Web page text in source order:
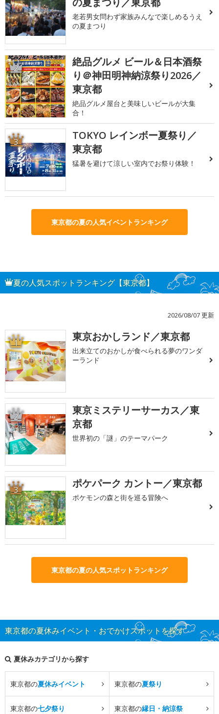
老若男女問わず家族みんなで楽しめるうえ
の夏まつり
2
絶品グルメ ビール＆日本酒祭
り＠神田明神納涼祭り2026／
東京都
絶品グルメ屋台と美味しいビールが大集
合！
3
TOKYO レインボー夏祭り／
東京都
猛暑を避けて涼しい室内でお祭り体験！
東京都の夏の人気イベントランキング
夏の人気スポットランキング【東京都】
2026/08/07 更新
1 東京おかしランド／東京都
出来立てのおかしが食べられる夢のワンダ
ーランド
2
東京ミステリーサーカス／東
京都
世界初の「謎」のテーマパーク
3 ポケパーク カントー／東京都
ポケモンの森と街を巡る冒険へ
東京都の夏の人気スポットランキング
東京都の夏休みイベント・おでかけスポットを探す
夏休みカテゴリから探す
東京都の夏休みイベント 東京都の夏祭り
東京都の七夕祭り 東京都の縁日・納涼祭